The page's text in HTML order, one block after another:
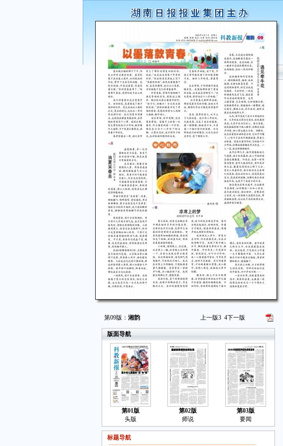
第09版： 湘韵 上一版3 4下一版
版面导航
第01版
头版
第02版
师说
第03版
要闻
标题导航